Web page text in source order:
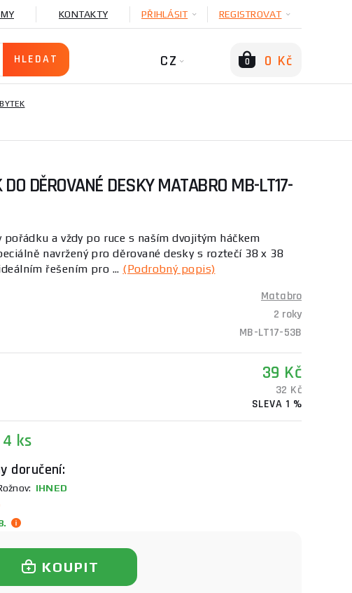
KONTAKTY PŘIHLÁSIT REGISTROVAT
CZ 0 0 Kč
DĚROVANÉ DESKY MATABRO MB-LT17-
pořádku a vždy po ruce s naším dvojitým háčkem
navržený pro děrované desky s roztečí 38 x 38
řešením pro ... (Podrobný popis)
Matabro
2 roky
MB-LT17-53B
39 Kč
32 Kč
SLEVA 1 %
ks
doručení:
IHNED
KOUPIT